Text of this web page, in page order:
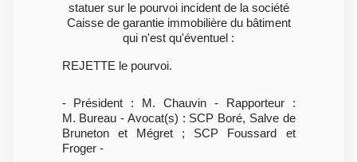
statuer sur le pourvoi incident de la société
Caisse de garantie immobilière du bâtiment
qui n'est qu'éventuel :
REJETTE le pourvoi.
- Président : M. Chauvin - Rapporteur :
M. Bureau - Avocat(s) : SCP Boré, Salve de
Bruneton et Mégret ; SCP Foussard et
Froger -